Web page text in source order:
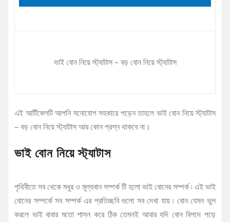
ভাই বোন নিয়ে স্ট্যাটাস – বড় বোন নিয়ে স্ট্যাটাস
এই আর্টিকেলটি আপনি মনোযোগ সহকারে পড়েন তাহলে ভাই বোন নিয়ে স্ট্যাটাস
– বড় বোন নিয়ে স্ট্যাটাস আর কোন প্রশ্ন থাকবে না।
ভাই বোন নিয়ে স্ট্যাটাস
পৃথিবীতে সব থেকে মধুর ও মূল্যবান সম্পর্ক টি হলো ভাই বোনের সম্পর্ক ৷ এই ভাই
বোনের সম্পর্কে সব সম্পর্ক এর প্রতিচ্ছবি গুলো সব দেখা যায় ৷ বোন যেমন ভুল
করলে ভাই বাবার মতো শাসন করে ঠিক তেমনই আবার যদি বোন বিপদে পড়ে